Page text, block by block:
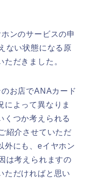
ンのサービスの申
ない状態になる原
だきました。
お店でANAカード
によって異なりま
くつか考えられる
紹介させていただ
外にも、eイヤホン
は考えられますの
ただければと思い